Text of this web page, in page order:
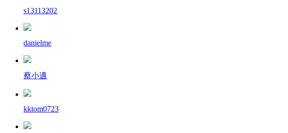
s13113202
danielme
蔡小適
kktom0723